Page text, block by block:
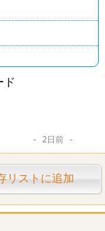
ド
2日前
リストに追加